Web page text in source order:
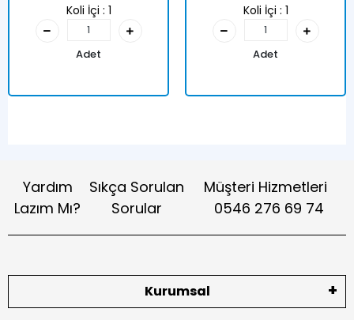
Koli İçi : 1
Adet
Koli İçi : 1
Adet
Yardım
Lazım Mı?
Sıkça Sorulan
Sorular
Müşteri Hizmetleri
0546 276 69 74
Kurumsal